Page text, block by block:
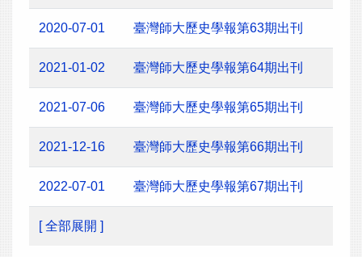
2020-07-01 臺灣師大歷史學報第63期出刊
2021-01-02 臺灣師大歷史學報第64期出刊
2021-07-06 臺灣師大歷史學報第65期出刊
2021-12-16 臺灣師大歷史學報第66期出刊
2022-07-01 臺灣師大歷史學報第67期出刊
[ 全部展開 ]